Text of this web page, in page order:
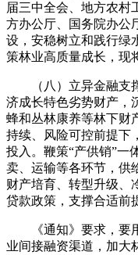
届三中全会、地方农村
方办公厅、国务院办公
设，安稳树立和践行绿
策林业高质量成长，现
（八）立异金融支撑
济成长特色劣势财产，
蜂和丛林康养等林下财
持续、风险可控前提下
投入。鞭策“产供销”一
卖、运输等各环节，供
财产培育、转型升级、
贷款政策，支撑合适前
《通知》要求，要用
业间接融资渠道，加大